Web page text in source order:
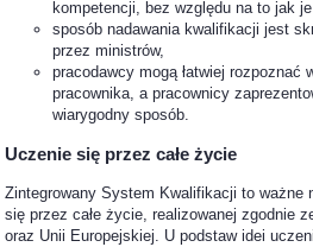
kompetencji, bez względu na to jak je
sposób nadawania kwalifikacji jest
przez ministrów,
pracodawcy mogą łatwiej rozpoznać
pracownika, a pracownicy
wiarygodny sposób.
Uczenie się przez całe życie
Zintegrowany System Kwalifikacji to ważne
się przez całe życie, realizowanej zgodnie
oraz Unii Europejskiej. U podstaw idei